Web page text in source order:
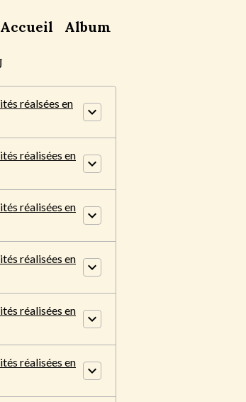
Accueil Album
réalsées en
réalisées en
réalisées en
réalisées en
réalisées en
réalisées en